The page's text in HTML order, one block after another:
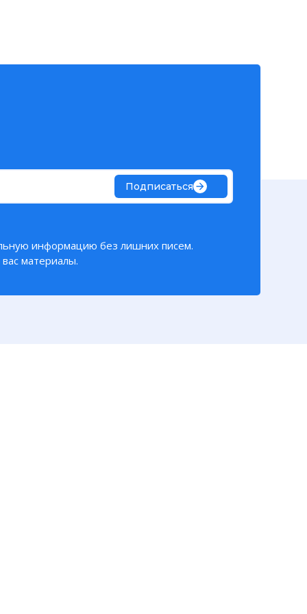
Подписаться
информацию без лишних писем.
материалы.